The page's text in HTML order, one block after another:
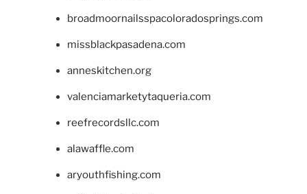
broadmoornailsspacoloradosprings.com
missblackpasadena.com
anneskitchen.org
valenciamarketytaqueria.com
reefrecordsllc.com
alawaffle.com
aryouthfishing.com